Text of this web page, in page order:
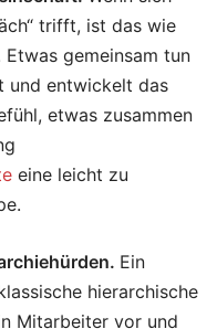
trifft, ist das wie
gemeinsam tun
und entwickelt das
etwas zusammen
eine leicht zu
Ein
hierarchische
Mitarbeiter vor und